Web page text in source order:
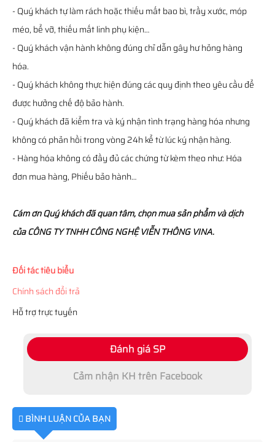
- Quý khách tự làm rách hoặc thiếu mất bao bì, trầy xước, móp
méo, bể vỡ, thiếu mất linh phụ kiện…
- Quý khách vận hành không đúng chỉ dẫn gây hư hỏng hàng
hóa.
- Quý khách không thực hiện đúng các quy định theo yêu cầu để
được hưởng chế độ bảo hành.
- Quý khách đã kiểm tra và ký nhận tình trạng hàng hóa nhưng
không có phản hồi trong vòng 24h kể từ lúc ký nhận hàng.
- Hàng hóa không có đầy đủ các chứng từ kèm theo như: Hóa
đơn mua hàng, Phiếu bảo hành…
Cám ơn Quý khách đã quan tâm, chọn mua sản phẩm và dịch
của CÔNG TY TNHH CÔNG NGHỆ VIỄN THÔNG VINA.
Đối tác tiêu biểu
Chính sách đổi trả
Hỗ trợ trực tuyến
Đánh giá SP
Cảm nhận KH trên Facebook
BÌNH LUẬN CỦA BẠN